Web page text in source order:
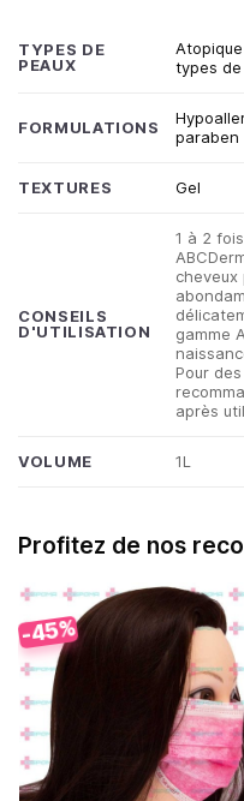
TYPES DE
PEAUX
types
FORMULATIONS
paraben
TEXTURES Gel
CONSEILS
D'UTILISATION
1 à 2
cheveux
gamme
Pour
après
VOLUME 1L
Profitez de nos
-45%